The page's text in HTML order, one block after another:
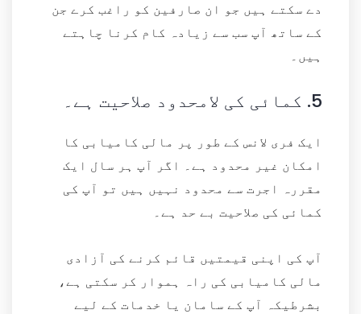
دے سکتے ہیں جو ان صارفین کو راغب کرے جن
کے ساتھ آپ سب سے زیادہ کام کرنا چاہتے
ہیں۔
5. کمائی کی لامحدود صلاحیت ہے۔
ایک فری لانس کے طور پر مالی کامیابی کا
امکان غیر محدود ہے۔ اگر آپ ہر سال ایک
مقررہ اجرت سے محدود نہیں ہیں تو آپ کی
کمائی کی صلاحیت بے حد ہے۔
آپ کی اپنی قیمتیں قائم کرنے کی آزادی
مالی کامیابی کی راہ ہموار کر سکتی ہے،
بشرطیکہ آپ کے سامان یا خدمات کے لیے